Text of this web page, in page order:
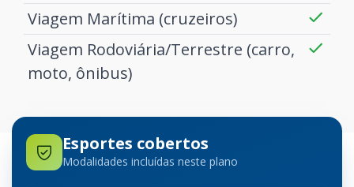
Viagem Marítima (cruzeiros)
Viagem Rodoviária/Terrestre (carro,
moto, ônibus)
Esportes cobertos
Modalidades incluídas neste plano